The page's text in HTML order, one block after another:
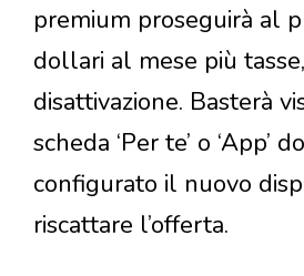
premium proseguirà al
dollari al mese più
disattivazione. Basterà
scheda ‘Per te’ o ‘App’
configurato il nuovo
riscattare l’offerta.